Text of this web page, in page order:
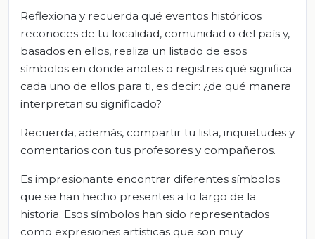
Reflexiona y recuerda qué eventos históricos
reconoces de tu localidad, comunidad o del país y,
basados en ellos, realiza un listado de esos
símbolos en donde anotes o registres qué significa
cada uno de ellos para ti, es decir: ¿de qué manera
interpretan su significado?
Recuerda, además, compartir tu lista, inquietudes y
comentarios con tus profesores y compañeros.
Es impresionante encontrar diferentes símbolos
que se han hecho presentes a lo largo de la
historia. Esos símbolos han sido representados
como expresiones artísticas que son muy